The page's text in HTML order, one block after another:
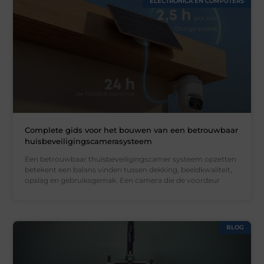
Complete gids voor het bouwen van een betrouwbaar
huisbeveiligingscamerasysteem
Een betrouwbaar thuisbeveiligingscamer systeem opzetten
betekent een balans vinden tussen dekking, beeldkwaliteit,
opslag en gebruiksgemak. Een camera die de voordeur
BLOG